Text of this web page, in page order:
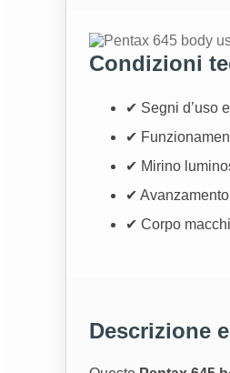
Condizioni
✔ Segni d’uso
✔
✔ Mirino
✔
✔ Corpo
Descrizione